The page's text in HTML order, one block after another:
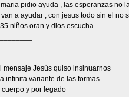
maria pidio ayuda , las esperanzas no
a ayudar , con jesus todo sin el no
niños oran y dios escucha
mensaje Jesús quiso insinuarnos
infinita variante de las formas
cuerpo y por legado